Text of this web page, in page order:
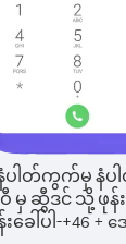
နံပါတ်ကွက်မှ နံပ
မှ ဆွီဒင် သို့ ဖုန်
ေါ်ပါ-+46+ဒ